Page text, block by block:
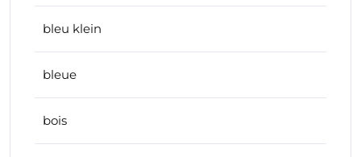
bleu klein
bleue
bois